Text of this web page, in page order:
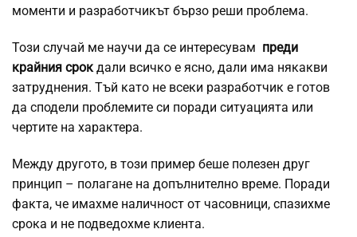
моменти и разработчикът бързо реши проблема.
Този случай ме научи да се интересувам преди
крайния срок дали всичко е ясно, дали има някакви
затруднения. Тъй като не всеки разработчик е готов
да сподели проблемите си поради ситуацията или
чертите на характера.
Между другото, в този пример беше полезен друг
принцип – полагане на допълнително време. Поради
факта, че имахме наличност от часовници, спазихме
срока и не подведохме клиента.